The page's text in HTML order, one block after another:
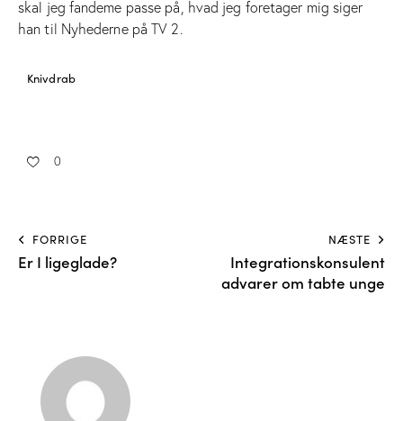
skal jeg fandeme passe på, hvad jeg foretager mig siger
han til Nyhederne på TV 2.
Knivdrab
0
FORRIGE
Er I ligeglade?
NÆSTE
Integrationskonsulent
advarer om tabte unge